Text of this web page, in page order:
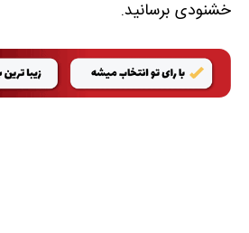
خشنودی برسانید.